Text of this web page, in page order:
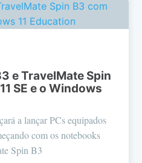
e TravelMate Spin
SE e o Windows
a lançar PCs equipados
com os notebooks
Spin B3